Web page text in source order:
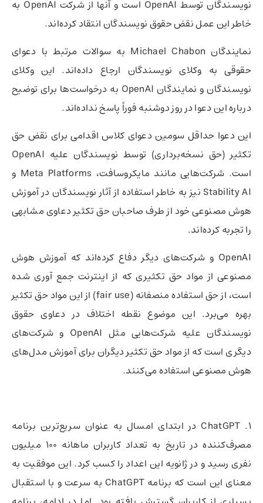
نویسندگان توسط OpenAI است و آنها از شرکت OpenAI به
خاطر این عمل نقض حقوق نویسندگان انتقاد کرده‌اند.
نمایندگان Michael Chabon به سوالات مرتبط با دعوای
حقوقی به وکلای نویسندگان ارجاع داده‌اند. این وکلای
نویسندگان و نمایندگان OpenAI به درخواست‌ها برای توضیح
درباره این دعوا در روز دوشنبه فوراً پاسخ نداده‌اند.
این دعوا حداقل سومین دعوای کلاس اقدامی برای نقض حق
تکثیر (حق نسخه‌برداری) توسط نویسندگان علیه OpenAI
است. شرکت‌هایی مانند مایکروسافت، Meta Platforms و
Stability AI نیز به خاطر استفاده از آثار نویسندگان در آموزش
هوش مصنوعی خود از طرف صاحبان حق تکثیر دعاوی مشابهی
را تجربه کرده‌اند.
OpenAI و شرکت‌های دیگر دفاع کرده‌اند که آموزش هوش
مصنوعی از مواد حق تکثیری که از اینترنت جمع آوری شده
است، از حق استفاده منصفانه (fair use) از این مواد حق تکثیر
بهره می‌برد. این موضوع نقطه اختلاف در دعاوی حقوق
نویسندگان علیه شرکت‌هایی مثل OpenAI و شرکت‌های
دیگری است که از مواد حق تکثیر دیگران برای آموزش مدل‌های
هوش مصنوعی استفاده می‌کنند.
1. ChatGPT در ابتدای امسال به عنوان سریع‌ترین برنامه
مصرف‌کننده در تاریخ به تعداد کاربران ماهانه ۱۰۰ میلیون
نفری رسید و در ژانویه این اعداد را کسب کرد. این موفقیت به
معنای این است که برنامه ChatGPT به سرعت و با استقبال